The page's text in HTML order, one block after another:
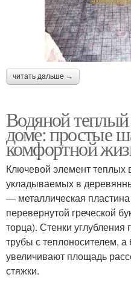
читать дальше →
Водяной
доме: простые
комфортной
Ключевой элемент теплых
укладываемых в
— металлическая
перевернутой греческой
торца). Стенки
трубы с теплоносителем,
увеличивают площадь
стяжки.